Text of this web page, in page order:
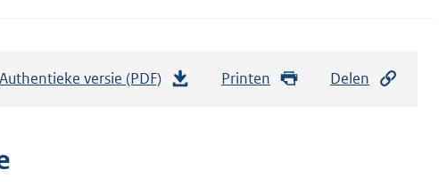
Authentieke versie (PDF) Printen Delen